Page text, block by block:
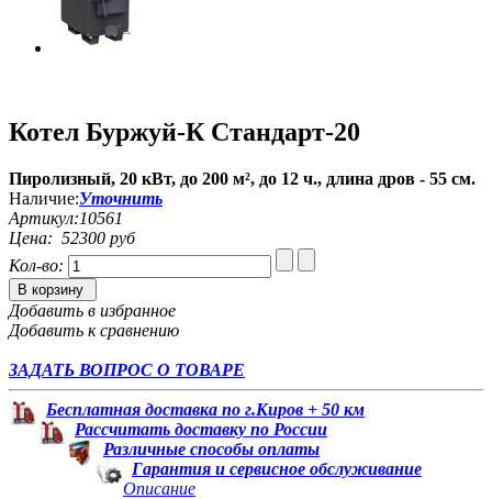
Котел Буржуй-К Стандарт-20
Пиролизный, 20 кВт, до 200 м², до 12 ч., длина дров - 55 см.
Наличие:Уточнить
Артикул:10561
Цена: 52300 руб
Кол-во:
В корзину
Добавить в избранное
Добавить к сравнению
ЗАДАТЬ ВОПРОС О ТОВАРЕ
Бесплатная доставка по г.Киров + 50 км
Рассчитать доставку по России
Различные способы оплаты
Гарантия и сервисное обслуживание
Описание